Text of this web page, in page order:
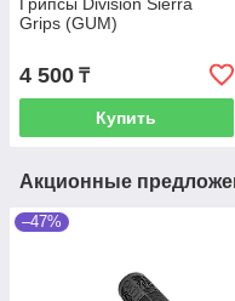
Грипсы Division Sierra
Grips (GUM)
4 500 ₸
Купить
Акционные
–47%